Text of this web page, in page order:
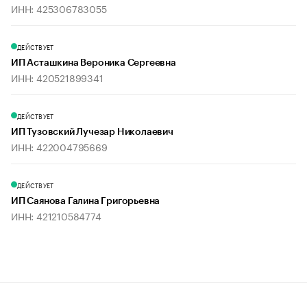
ИНН: 425306783055
ДЕЙСТВУЕТ
ИП Асташкина Вероника Сергеевна
ИНН: 420521899341
ДЕЙСТВУЕТ
ИП Тузовский Лучезар Николаевич
ИНН: 422004795669
ДЕЙСТВУЕТ
ИП Саянова Галина Григорьевна
ИНН: 421210584774